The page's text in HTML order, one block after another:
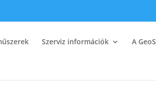
Szerviz információk A